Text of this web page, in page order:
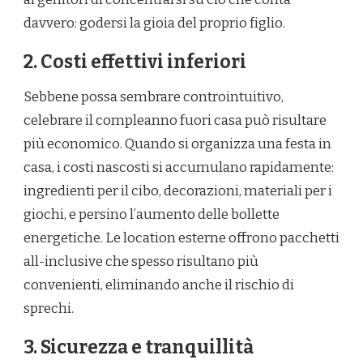
davvero: godersi la gioia del proprio figlio.
2. Costi effettivi inferiori
Sebbene possa sembrare controintuitivo,
celebrare il compleanno fuori casa può risultare
più economico. Quando si organizza una festa in
casa, i costi nascosti si accumulano rapidamente:
ingredienti per il cibo, decorazioni, materiali per i
giochi, e persino l’aumento delle bollette
energetiche. Le location esterne offrono pacchetti
all-inclusive che spesso risultano più
convenienti, eliminando anche il rischio di
sprechi.
3. Sicurezza e tranquillità